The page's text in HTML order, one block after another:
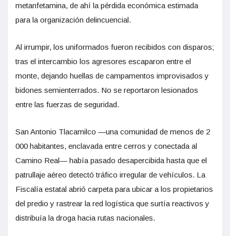
metanfetamina, de ahí la pérdida económica estimada
para la organización delincuencial.
Al irrumpir, los uniformados fueron recibidos con disparos;
tras el intercambio los agresores escaparon entre el
monte, dejando huellas de campamentos improvisados y
bidones semienterrados. No se reportaron lesionados
entre las fuerzas de seguridad.
San Antonio Tlacamilco —una comunidad de menos de 2
000 habitantes, enclavada entre cerros y conectada al
Camino Real— había pasado desapercibida hasta que el
patrullaje aéreo detectó tráfico irregular de vehículos. La
Fiscalía estatal abrió carpeta para ubicar a los propietarios
del predio y rastrear la red logística que surtía reactivos y
distribuía la droga hacia rutas nacionales.